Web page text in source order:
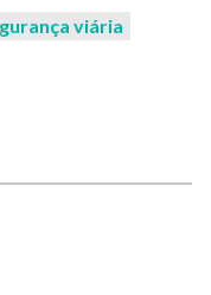
viária